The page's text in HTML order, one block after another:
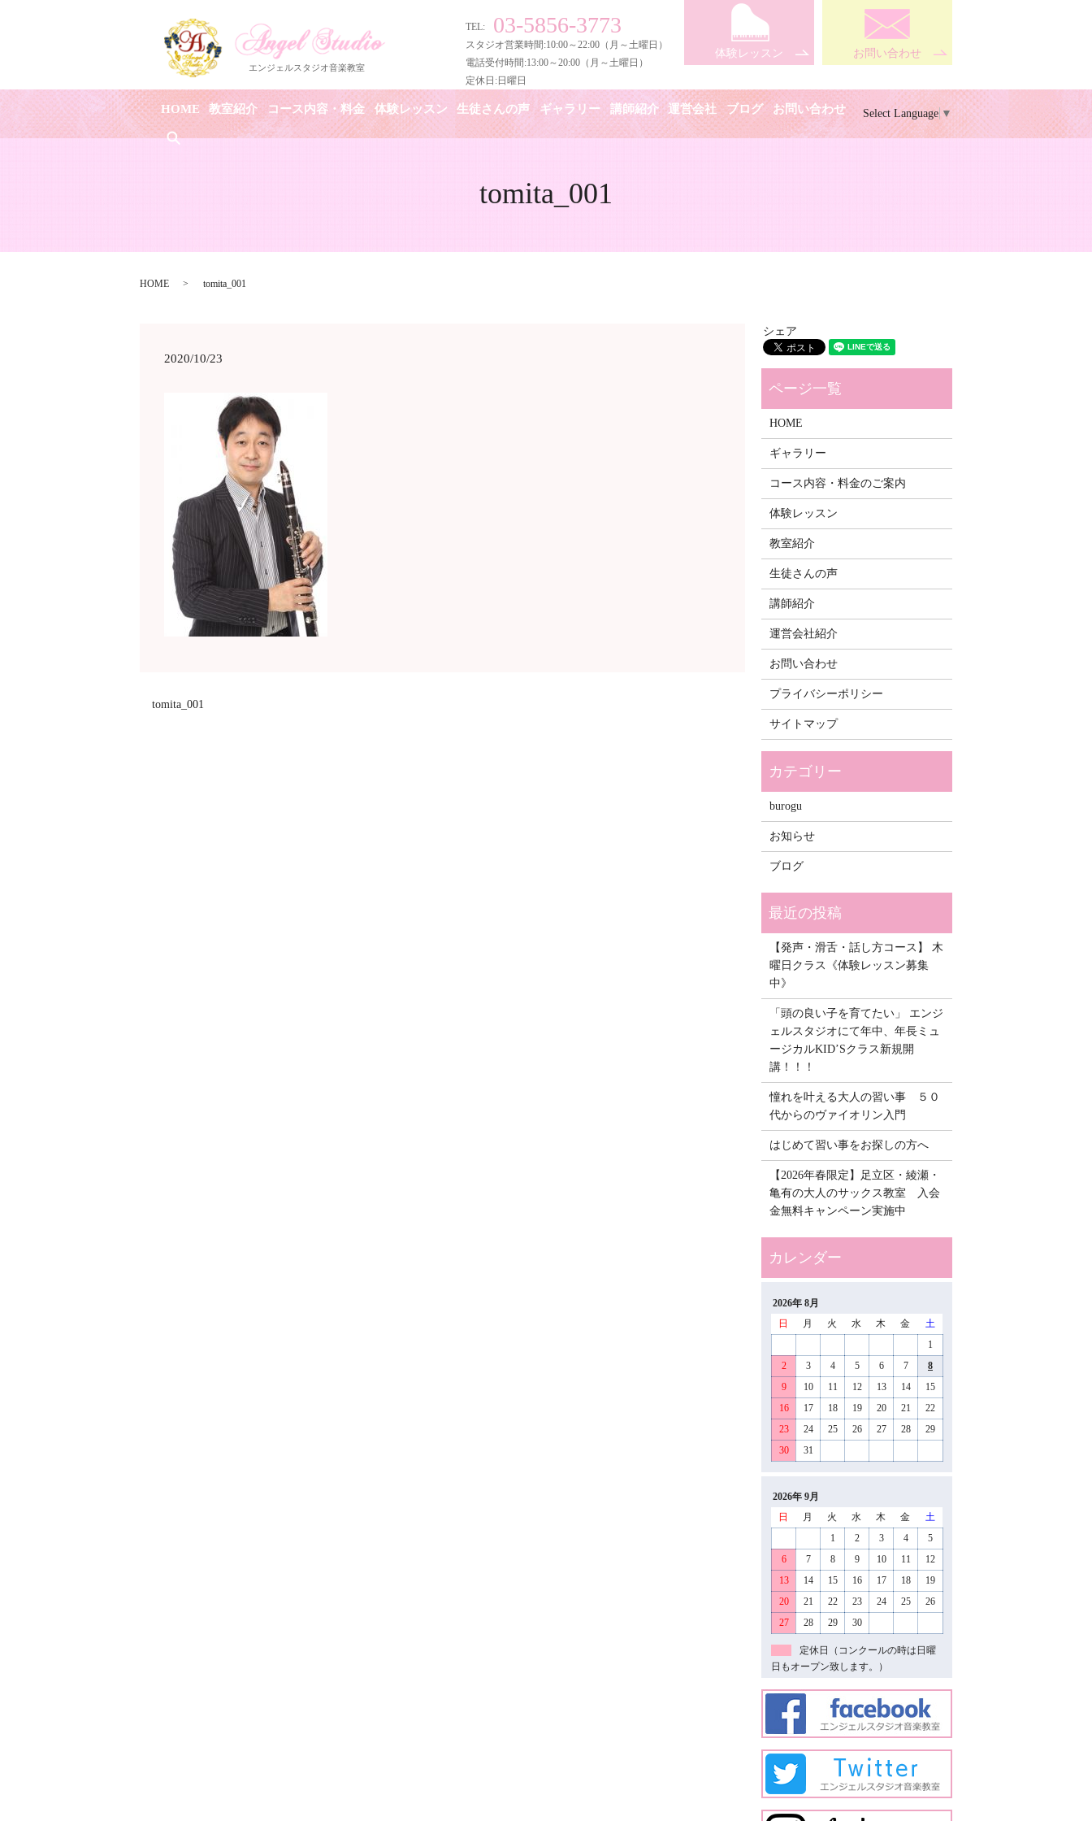
TEL: 03-5856-3773
スタジオ営業時間:10:00～22:00（月～土曜日）
電話受付時間:13:00～20:00（月～土曜日）
定休日:日曜日
体験レッスン お問い合わせ
Select Language ▼
HOME 教室紹介 コース内容・料金 体験レッスン 生徒さんの声 ギャラリー 講師紹介 運営会社 ブログ お問い合わせ
search
tomita_001
HOME tomita_001
2020/10/23
tomita_001
シェア
HOME
ギャラリー
コース内容・料金のご案内
体験レッスン
教室紹介
生徒さんの声
講師紹介
運営会社紹介
お問い合わせ
プライバシーポリシー
サイトマップ
burogu
お知らせ
ブログ
【発声・滑舌・話し方コース】 木
曜日クラス《体験レッスン募集
中》
「頭の良い子を育てたい」 エンジ
ェルスタジオにて年中、年長ミュ
ージカルKID’Sクラス新規開
講！！！
憧れを叶える大人の習い事 ５０
代からのヴァイオリン入門
はじめて習い事をお探しの方へ
【2026年春限定】足立区・綾瀬・
亀有の大人のサックス教室 入会
金無料キャンペーン実施中
2026年 8月
日
月 火 水 木 金
土
1
2
3 4 5 6 7
8
9
10 11 12 13 14
15
16
17 18 19 20 21
22
23
24 25 26 27 28
29
30
31
2026年 9月
日
月 火 水 木 金
土
1
2 3 4
5
6
7 8 9 10 11
12
13
14 15 16 17 18
19
20
21 22 23 24 25
26
27
28 29 30
定休日（コンクールの時は日曜
日もオープン致します。）